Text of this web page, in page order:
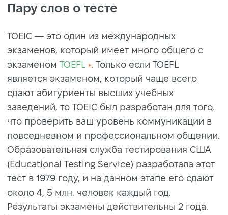
Пару слов о тесте
TOEIC — это один из международных
экзаменов, который имеет много общего с
экзаменом TOEFL
. Только если TOEFL
является экзаменом, который чаще всего
сдают абитуриенты высших учебных
заведений, то TOEIC был разработан для того,
что проверить ваш уровень коммуникации в
повседневном и профессиональном общении.
Образовательная служба тестирования США
(Educational Testing Service) разработала этот
тест в 1979 году, и на данном этапе его сдают
около 4, 5 млн. человек каждый год.
Результаты экзамены действительны 2 года.